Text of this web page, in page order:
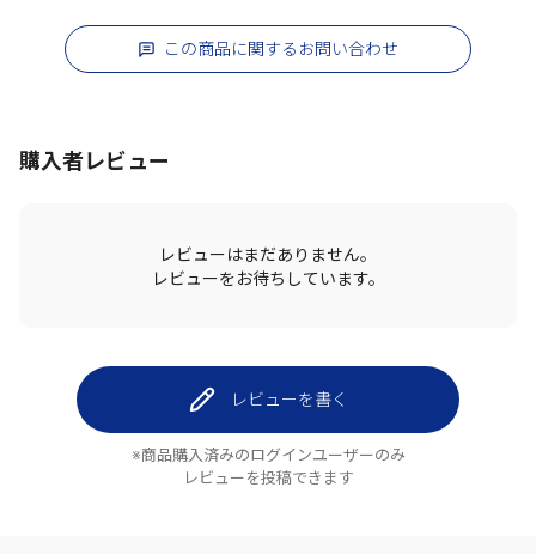
この商品に関するお問い合わせ
購入者レビュー
レビューはまだありません。
レビューをお待ちしています。
レビューを書く
※商品購入済みのログインユーザーのみ
レビューを投稿できます